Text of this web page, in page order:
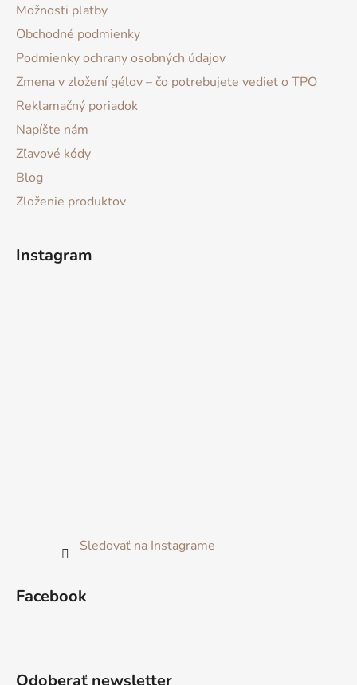
Možnosti platby
Obchodné podmienky
Podmienky ochrany osobných údajov
Zmena v zložení gélov – čo potrebujete vedieť o TPO
Reklamačný poriadok
Napíšte nám
Zľavové kódy
Blog
Zloženie produktov
Instagram
Sledovať na Instagrame
Facebook